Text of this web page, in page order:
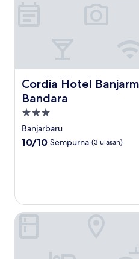
Cordia Hotel
Bandara
Cordia Hotel Banjarmasin
Properti
bintang
3.0
Banjarbaru
10.0
10/10 Sempurna (3 ulasan)
FUGO Hotel Banjarmasin